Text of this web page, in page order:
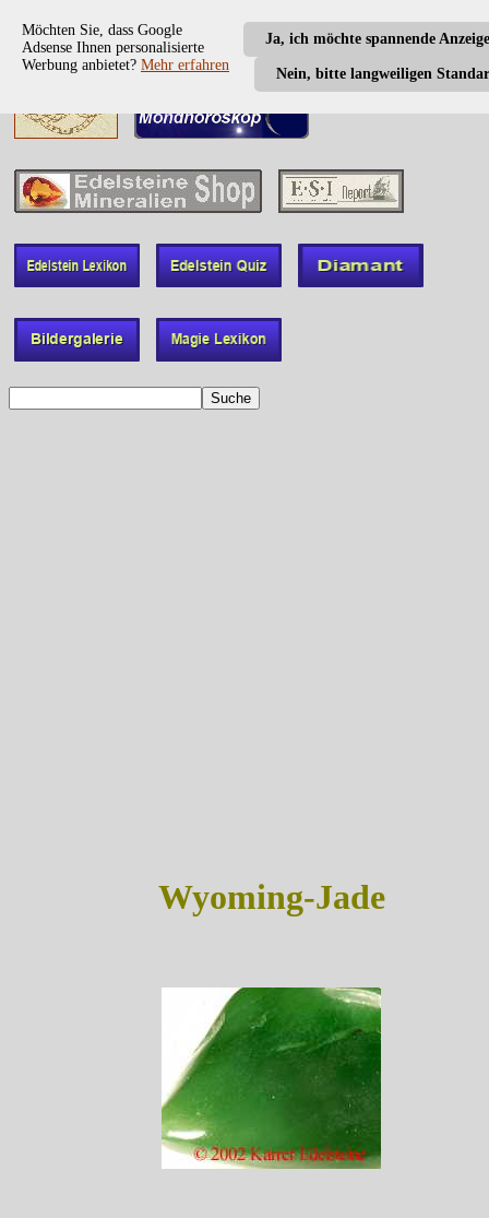
Ja, ich möchte spannende
Nein, bitte langweiligen
Möchten Sie, dass Google
Adsense Ihnen personalisierte
Werbung anbietet? Mehr erfahren
Wyoming-Jade